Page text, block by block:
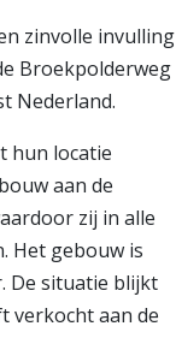
zinvolle invulling
Broekpolderweg
Nederland.
hun locatie
aan de
zij in alle
Het gebouw is
De situatie blijkt
verkocht aan de